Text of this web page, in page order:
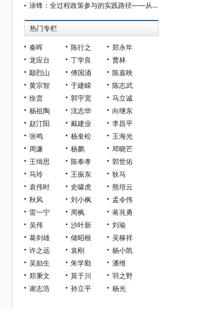
涂锋：全过程政策参与的实践路径——从接诉即办改革到政协民主监督的新探索
热门专栏
秦晖 陈行之
郑永年
龙应台
丁学良
曹林
鄢烈山
傅国涌
陈嘉映
黄宗智
于建嵘
陈志武
徐贲
郭宇宽
马立诚
杨祖陶
沈志华
向继东
赵汀阳
戴建业
李昌平
张鸣
杨奎松
王海光
周濂
杨鹏
邓晓芒
王缉思
陈奉孝
郭世佑
马玲
王振东
狄马
袁伟时
史啸虎
熊培云
秋风
刘小枫
孟令伟
雷一宁
周枫
蒋兆勇
吴伟
沙叶新
刘瑜
葛剑雄
储昭根
吴稼祥
许之远
袁刚
杨小凯
吴励生
朱学勤
潘维
郑秉文
莫于川
羽之野
谢志浩
孙立平 杨光